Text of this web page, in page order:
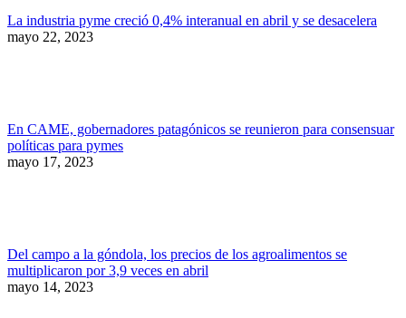
La industria pyme creció 0,4% interanual en abril y se desacelera
mayo 22, 2023
En CAME, gobernadores patagónicos se reunieron para consensuar
políticas para pymes
mayo 17, 2023
Del campo a la góndola, los precios de los agroalimentos se
multiplicaron por 3,9 veces en abril
mayo 14, 2023